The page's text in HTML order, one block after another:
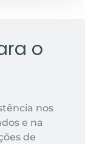
o
nos
e na
de